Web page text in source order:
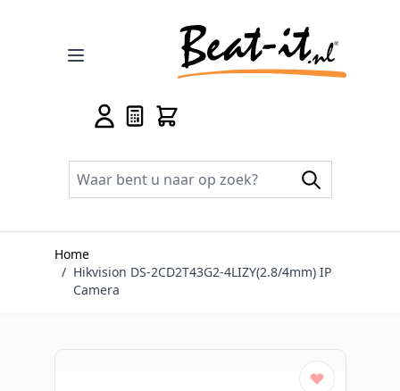
Home
/ Hikvision DS-2CD2T43G2-4LIZY(2.8/4mm) IP
Camera